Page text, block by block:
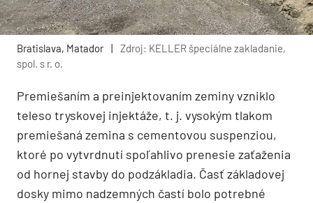
Bratislava, Matador |
Zdroj: KELLER špeciálne zakladanie,
spol. s r. o.
Premiešaním a preinjektovaním zeminy vzniklo
teleso tryskovej injektáže, t. j. vysokým tlakom
premiešaná zemina s cementovou suspenziou,
ktoré po vytvrdnutí spoľahlivo prenesie zaťaženia
od hornej stavby do podzákladia. Časť základovej
dos­ky mimo nadzemných častí bolo potrebné